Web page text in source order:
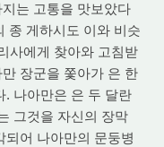
는 고통을 맛보았다
종 게하시도 이와 비슷
사에게 찾아와 고침받
장군을 쫓아가 은 한
. 나아만은 은 두 달란
그것을 자신의 장막
되어 나아만의 문둥병